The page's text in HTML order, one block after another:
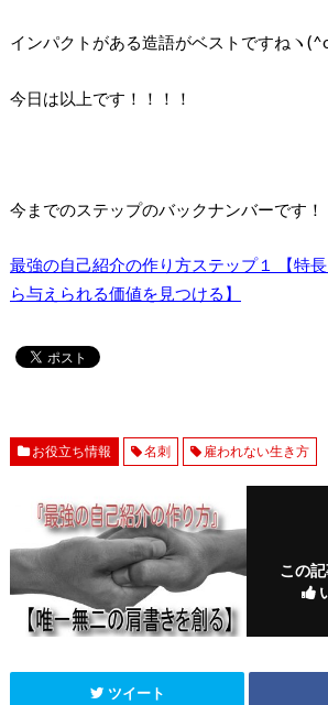
インパクトがある造語がベストですねヽ
今日は以上です！！！！
今までのステップのバックナンバーです！
最強の自己紹介の作り方ステップ１ 【特
ら与えられる価値を見つける】
お役立ち情報 名刺 雇われない生き方
この
ツイート